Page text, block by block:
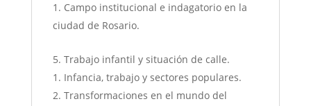
Campo institucional e indagatorio en la
ciudad de Rosario.
Trabajo infantil y situación de calle.
Infancia, trabajo y sectores populares.
Transformaciones en el mundo del